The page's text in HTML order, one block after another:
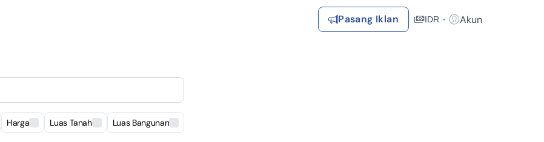
Pasang Iklan IDR Akun
Harga Luas Tanah Luas Bangunan